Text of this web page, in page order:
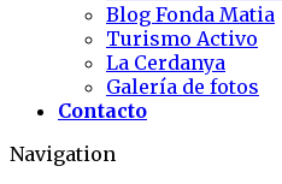
Blog Fonda Matia
Turismo Activo
La Cerdanya
Galería de fotos
Contacto
Navigation